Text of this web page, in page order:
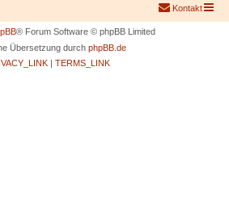
Kontakt
® Forum Software © phpBB Limited
Übersetzung durch phpBB.de
| TERMS_LINK